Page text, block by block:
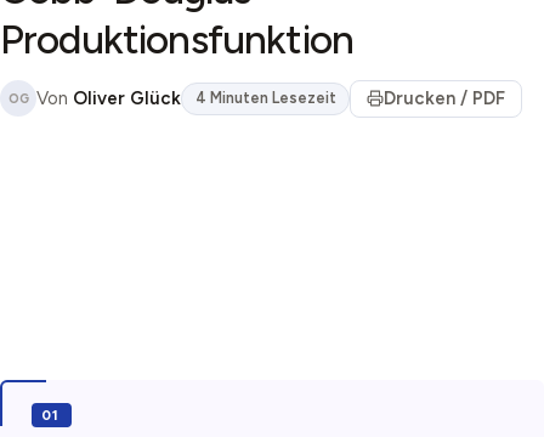
Produktionsfunktion
OG Von Oliver Glück 4 Minuten Lesezeit Drucken / PDF